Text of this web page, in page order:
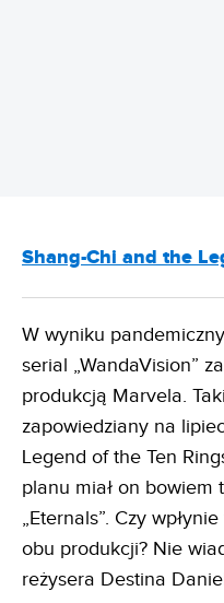
Shang-Chi and the
W wyniku
serial „WandaVision”
produkcją Marvela.
zapowiedziany na
Legend of the Ten
planu miał on bowiem
„Eternals”. Czy
obu produkcji? Nie
reżysera Destina